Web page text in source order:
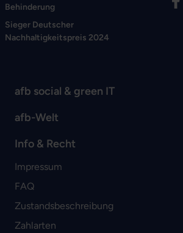
Behinderung
Sieger Deutscher
Nachhaltigkeitspreis 2024
afb social & green IT
afb-Welt
Info & Recht
Impressum
FAQ
Zustandsbeschreibung
Zahlarten